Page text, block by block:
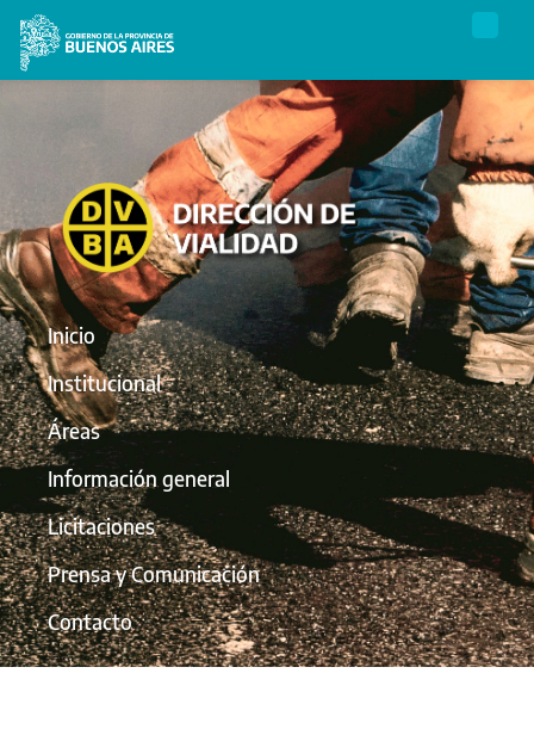
Inicio
Institucional
Áreas
Información general
Licitaciones
Prensa y Comunicación
Contacto